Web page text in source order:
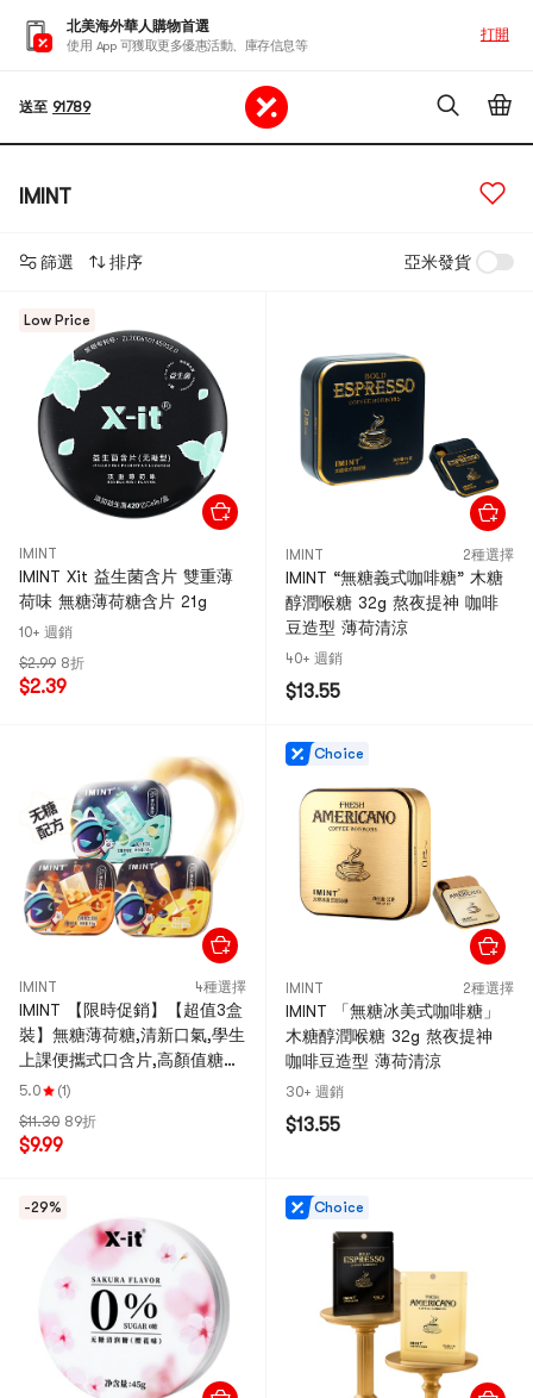
北美海外華人購物首選
使用 App 可獲取更多優惠活動、庫存信息等
打開
送至 91789
IMINT
篩選 排序 亞米發貨
Low Price
IMINT
IMINT Xit 益生菌含片 雙重薄
荷味 無糖薄荷糖含片 21g
10+ 週銷
$2.99 8折
$2.39
IMINT 2種選擇
IMINT “無糖義式咖啡糖” 木糖
醇潤喉糖 32g 熬夜提神 咖啡
豆造型 薄荷清涼
40+ 週銷
$13.55
IMINT 4種選擇
IMINT 【限時促銷】【超值3盒
裝】無糖薄荷糖,清新口氣,學生
上課便攜式口含片,高顏值糖果
雞尾酒系列,隨機三種口味【石
檳、青梅子酒】
5.0
(1)
$11.30 89折
$9.99
Choice
IMINT 2種選擇
IMINT 「無糖冰美式咖啡糖」
木糖醇潤喉糖 32g 熬夜提神
咖啡豆造型 薄荷清涼
30+ 週銷
$13.55
-29% Choice